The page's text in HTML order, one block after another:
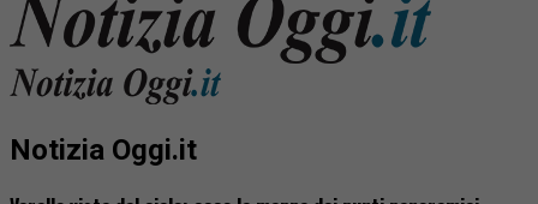
Notizia Oggi.it